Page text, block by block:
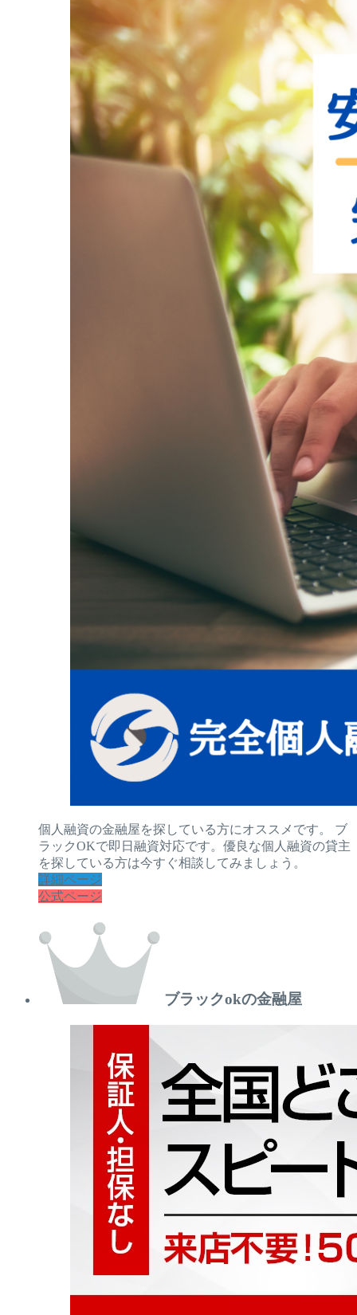
個人融資の金融屋を探している方にオススメです。 ブ
ラックOKで即日融資対応です。優良な個人融資の貸主
を探している方は今すぐ相談してみましょう。
詳細ページ
公式ページ
ブラックokの金融屋